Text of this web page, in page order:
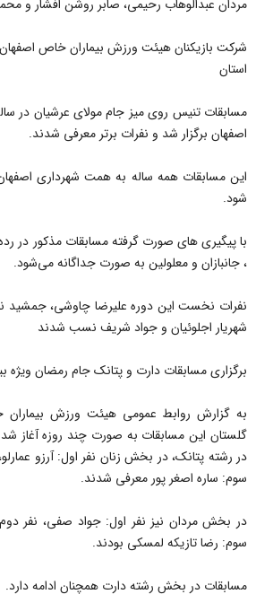
مردان عبدالوهاب رحیمی، صابر روشن افشار و
شرکت بازیکنان هیئت ورزش بیماران خاص
استان
مسابقات تنیس روی میز جام مولای عرشیان در
اصفهان برگزار شد و نفرات برتر معرفی شدند.
این مسابقات همه ساله به همت شهرداری اصفهان
شود.
با پیگیری های صورت گرفته مسابقات مذکور در
، جانبازان و معلولین به صورت جداگانه می‌شود.
نفرات نخست این دوره علیرضا چاوشی،
شهریار اجلوئیان و جواد شریف نسب شدند
برگزاری مسابقات دارت و پتانک جام رمضان ویژه
به گزارش روابط عمومی هیئت ورزش بیماران
گلستان این مسابقات به صورت چند روزه آغاز
در رشته پتانک، در بخش زنان نفر اول: آرزو
سوم: ساره اصغر پور معرفی شدند.
در بخش مردان نیز نفر اول: جواد صفى، نفر
سوم: رضا تازیکه لمسکى بودند.
مسابقات در بخش رشته دارت همچنان ادامه دارد.